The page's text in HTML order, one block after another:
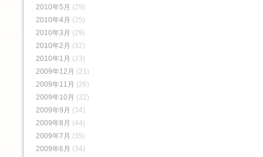
2010年5月 (29)
2010年4月 (25)
2010年3月 (29)
2010年2月 (32)
2010年1月 (23)
2009年12月 (21)
2009年11月 (26)
2009年10月 (32)
2009年9月 (34)
2009年8月 (44)
2009年7月 (35)
2009年6月 (34)